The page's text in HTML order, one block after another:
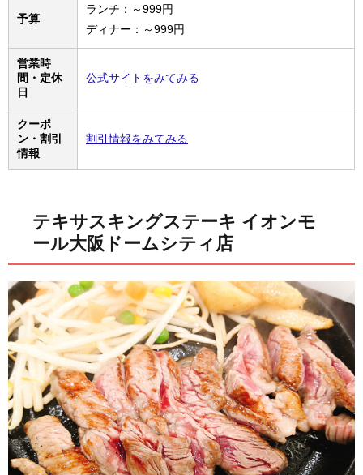
予算
ランチ：～999円
ディナー：～999円
営業時
間・定休
日
公式サイトをみてみる
クーポ
ン・割引
情報
割引情報をみてみる
テキサスキングステーキ イオンモ
ール大阪ドームシティ店